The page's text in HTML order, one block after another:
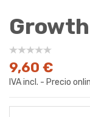
9,60 €
IVA incl. - Precio